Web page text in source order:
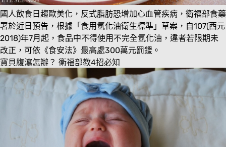
國人飲食日趨歐美化，反式脂肪恐增加心血管疾病，衛福部食藥
署於近日預告，根據「食用氫化油衛生標準」草案，自107(西元
2018)年7月起，食品中不得使用不完全氫化油，違者若限期未
改正，可依《食安法》最高處300萬元罰鍰。
寶貝腹瀉怎辦？ 衛福部教4招必知